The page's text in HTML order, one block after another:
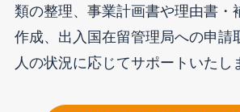
類の整理、事業計画書や理由書・
作成、出入国在留管理局への申請
人の状況に応じてサポートいたし